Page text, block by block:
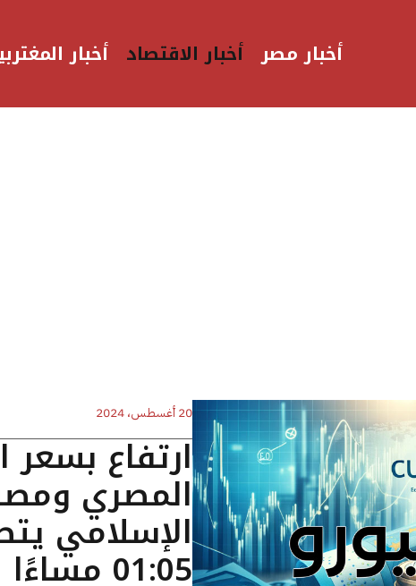
أخبار مصر أخبار الاقتصاد أخبار
20 أغسطس، 2024
ارتفاع بسعر
المصري
الإسلامي
01:05 مساءًا